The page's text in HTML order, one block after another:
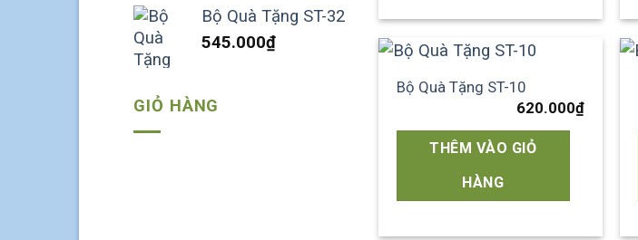
Bộ Quà Tặng ST-32
545.000₫
GIỎ HÀNG
wishlist
Bộ Quà Tặng ST-10
620.000₫
THÊM VÀO GIỎ
HÀNG